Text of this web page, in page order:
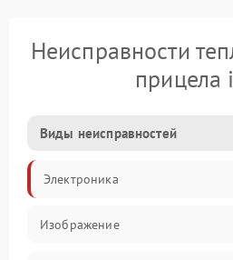
Неисправности
прицела
Виды неисправностей
Электроника
Изображение